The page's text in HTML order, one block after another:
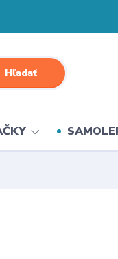
Hľadať